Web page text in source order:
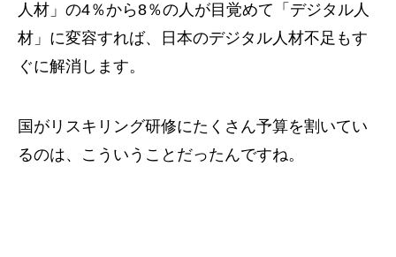
人材」の4％から8％の人が目覚めて「デジタル人
材」に変容すれば、日本のデジタル人材不足もす
ぐに解消します。
国がリスキリング研修にたくさん予算を割いてい
るのは、こういうことだったんですね。